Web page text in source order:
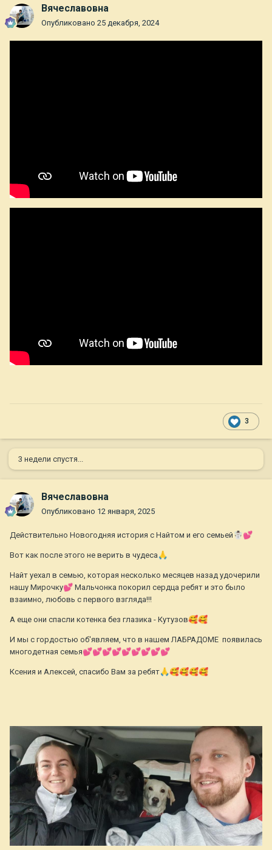
Вячеславовна
Опубликовано 25 декабря, 2024
3
3 недели спустя...
Вячеславовна
Опубликовано 12 января, 2025
Действительно Новогодняя история с Найтом и его семьей ☃️ 💕
Вот как после этого не верить в чудеса 🙏
Найт уехал в семью, которая несколько месяцев назад удочерили
нашу Мирочку💕 Мальчонка покорил сердца ребят и это было
взаимно, любовь с первого взгляда!!!
А еще они спасли котенка без глазика - Кутузов🥰🥰
И мы с гордостью об'являем, что в нашем ЛАБРАДОМЕ появилась
многодетная семья💕💕💕💕💕💕💕💕💕
Ксения и Алексей, спасибо Вам за ребят🙏🥰🥰🥰🥰